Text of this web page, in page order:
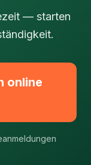
— starten
online